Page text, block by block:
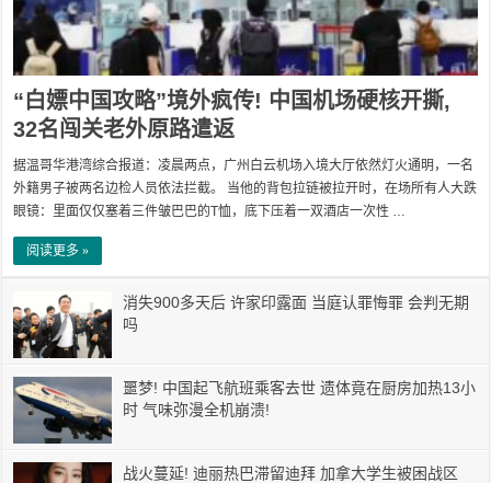
“白嫖中国攻略”境外疯传! 中国机场硬核开撕,
32名闯关老外原路遣返
据温哥华港湾综合报道：凌晨两点，广州白云机场入境大厅依然灯火通明，一名
外籍男子被两名边检人员依法拦截。 当他的背包拉链被拉开时，在场所有人大跌
眼镜：里面仅仅塞着三件皱巴巴的T恤，底下压着一双酒店一次性 …
阅读更多 »
消失900多天后 许家印露面 当庭认罪悔罪 会判无期
吗
噩梦! 中国起飞航班乘客去世 遗体竟在厨房加热13小
时 气味弥漫全机崩溃!
战火蔓延! 迪丽热巴滞留迪拜 加拿大学生被困战区